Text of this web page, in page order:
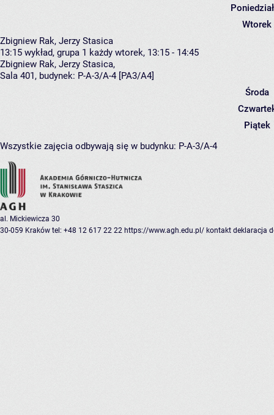
Wtorek
Zbigniew Rak, Jerzy Stasica
13:15 wykład, grupa 1 każdy wtorek, 13:15 - 14:45
Zbigniew Rak, Jerzy Stasica,
Sala 401, budynek: P-A-3/A-4 [PA3/A4]
Środa
Piątek
Wszystkie zajęcia odbywają się w budynku: P-A-3/A-4
al. Mickiewicza 30
30-059 Kraków tel: +48 12 617 22 22 https://www.agh.edu.pl/ kontakt deklaracja